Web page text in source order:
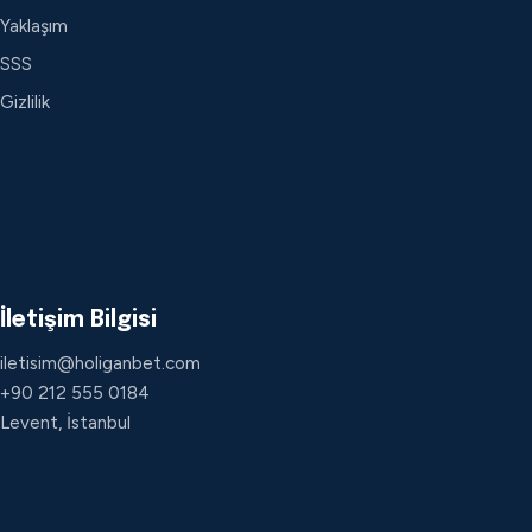
Yaklaşım
SSS
Gizlilik
İletişim Bilgisi
iletisim@holiganbet.com
+90 212 555 0184
Levent, İstanbul